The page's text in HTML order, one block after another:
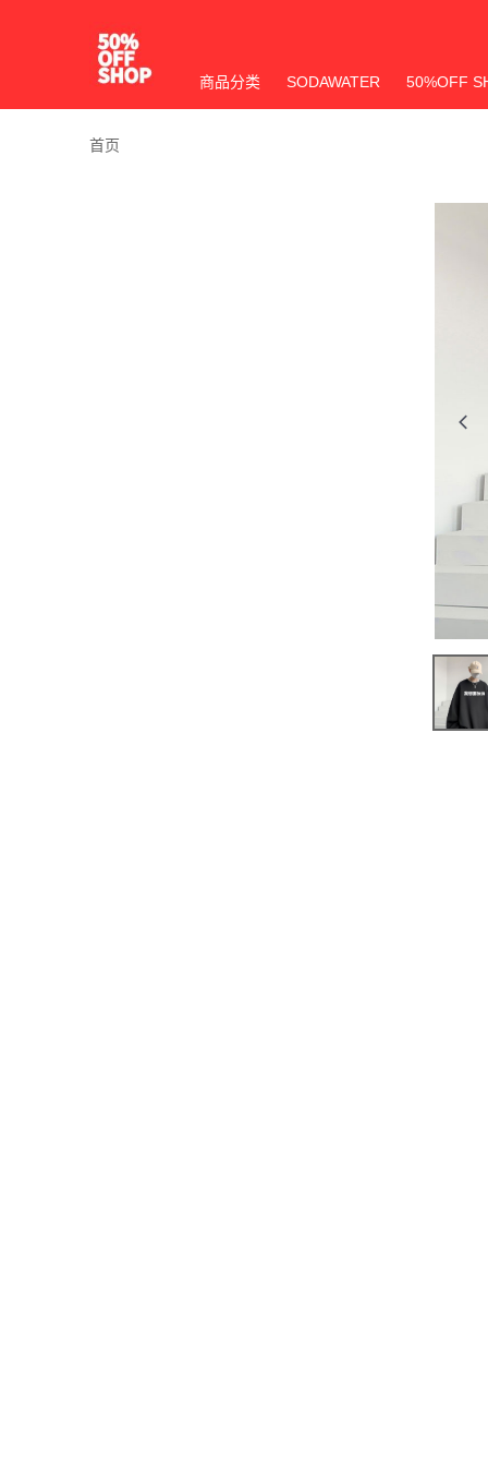
商品分类 SODAWATER 50%OFF
首页